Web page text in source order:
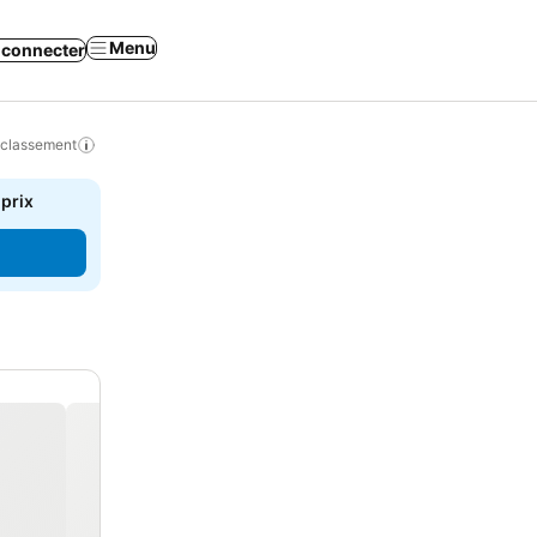
connecter Menu
prix